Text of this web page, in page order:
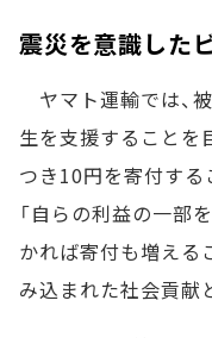
震災を意識した
ヤマト運輸では、
生を支援することを
つき10円を寄付する
「自らの利益の一部
かれば寄付も増える
み込まれた社会貢献